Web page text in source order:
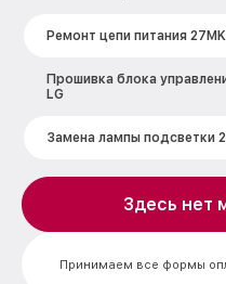
Ремонт цепи питания
Прошивка блока
LG
Замена лампы подсветки
Ремонт блока управления
Замена электронных
Принимаем все формы
Здесь нет